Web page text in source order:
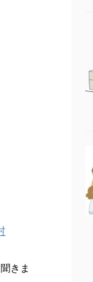
きま